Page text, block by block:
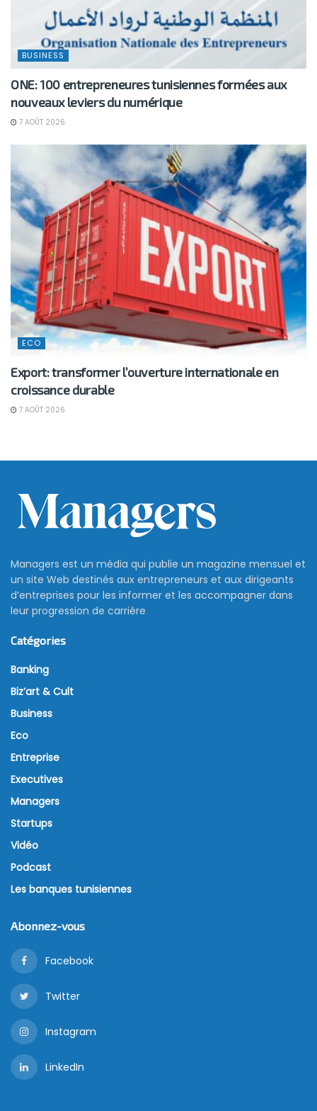
BUSINESS
ONE: 100 entrepreneures tunisiennes formées aux
nouveaux leviers du numérique
7 AOÛT 2026
ECO
Export: transformer l’ouverture internationale en
croissance durable
7 AOÛT 2026
Tawasol Group affiche une
croissance solide en 2021
Tawasol Group Holding vient de publier ses
aperçu de la santé financière de la société et des
tendances qui ont marqué son parcours au cours de
l’année.
La société a montré une gestion réfléchie de ses
stocks, les réduisant légèrement de 6.189.708 dinars
Cette démarche témoigne d’une approche
stratégique dans la gestion de ses ressources.
Croissance dans les relations clients
Les clients et comptes rattachés bruts ont
augmenté, passant de 40.939.681 dinars en 2020 à
44.293.245 dinars en 2021, suggérant soit une
expansion de la clientèle, soit une fidélisation réussie.
Solidité des passifs courants
Les autres passifs courants présentent une
tendance positive, affichant un solde créditeur de